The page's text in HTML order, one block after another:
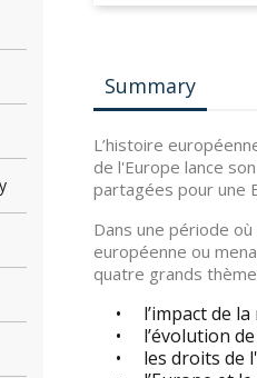
Summary
L’histoire
de l'Europe lance
partagées pour une
Dans une période
européenne ou
quatre grands
• l’impact de la
• l’évolution de
• les droits de